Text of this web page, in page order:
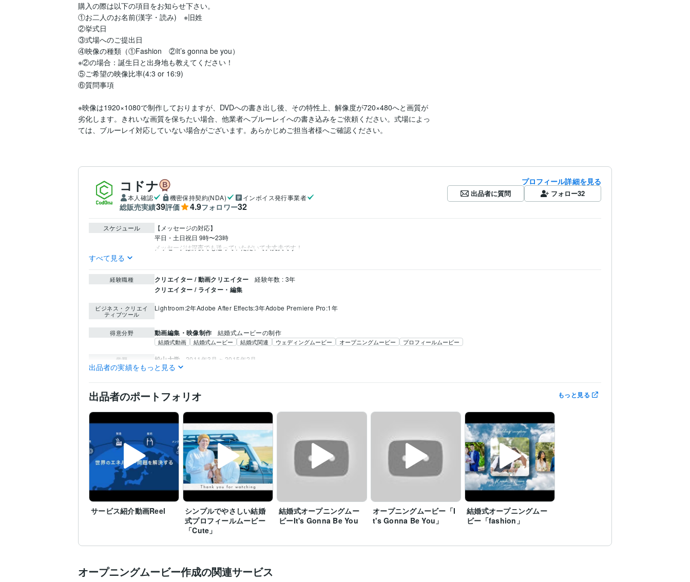
購入の際は以下の項目をお知らせ下さい。
①お二人のお名前(漢字・読み)　※旧姓
②挙式日
③式場へのご提出日
④映像の種類（①Fashion　②It’s gonna be you）
※②の場合：誕生日と出身地も教えてください！
⑤ご希望の映像比率(4:3 or 16:9)
⑥質問事項
※映像は1920×1080で制作しておりますが、DVDへの書き出し後、その特性上、解像度が720×480へと画質が
劣化します。きれいな画質を保ちたい場合、他業者へブルーレイへの書き込みをご依頼ください。式場によっ
コドナ
本人確認 機密保持契約(NDA) インボイス発行事業者
総販売実績39評価 4.9フォロワー32
プロフィール詳細を見る
出品者に質問 フォロー32
スケジュール
【メッセージの対応】
平日・土日祝日 9時〜23時
メッセージは深夜でも送っていただいて大丈夫です！
すべて見る
経験職種 クリエイター / 動画クリエイター 経験年数 : 3年
クリエイター / ライター・編集
ビジネス・クリエイ
ティブツール
Lightroom:2年Adobe After Effects:3年Adobe Premiere Pro:1年
得意分野 動画編集・映像制作 結婚式ムービーの制作
結婚式動画 結婚式ムービー 結婚式関連 ウェディングムービー オープニングムービー プロフィールムービー
学歴 松山大学 2011年3月 ~ 2015年2月
出品者の実績をもっと見る
出品者のポートフォリオ もっと見る
サービス紹介動画Reel
シンプルでやさしい結婚
式プロフィールムービー
「Cute」
結婚式オープニングムー
ビーIt's Gonna Be You
オープニングムービー「I
t's Gonna Be You」
結婚式オープニングムー
ビー「fashion」
オープニングムービー作成の関連サービス